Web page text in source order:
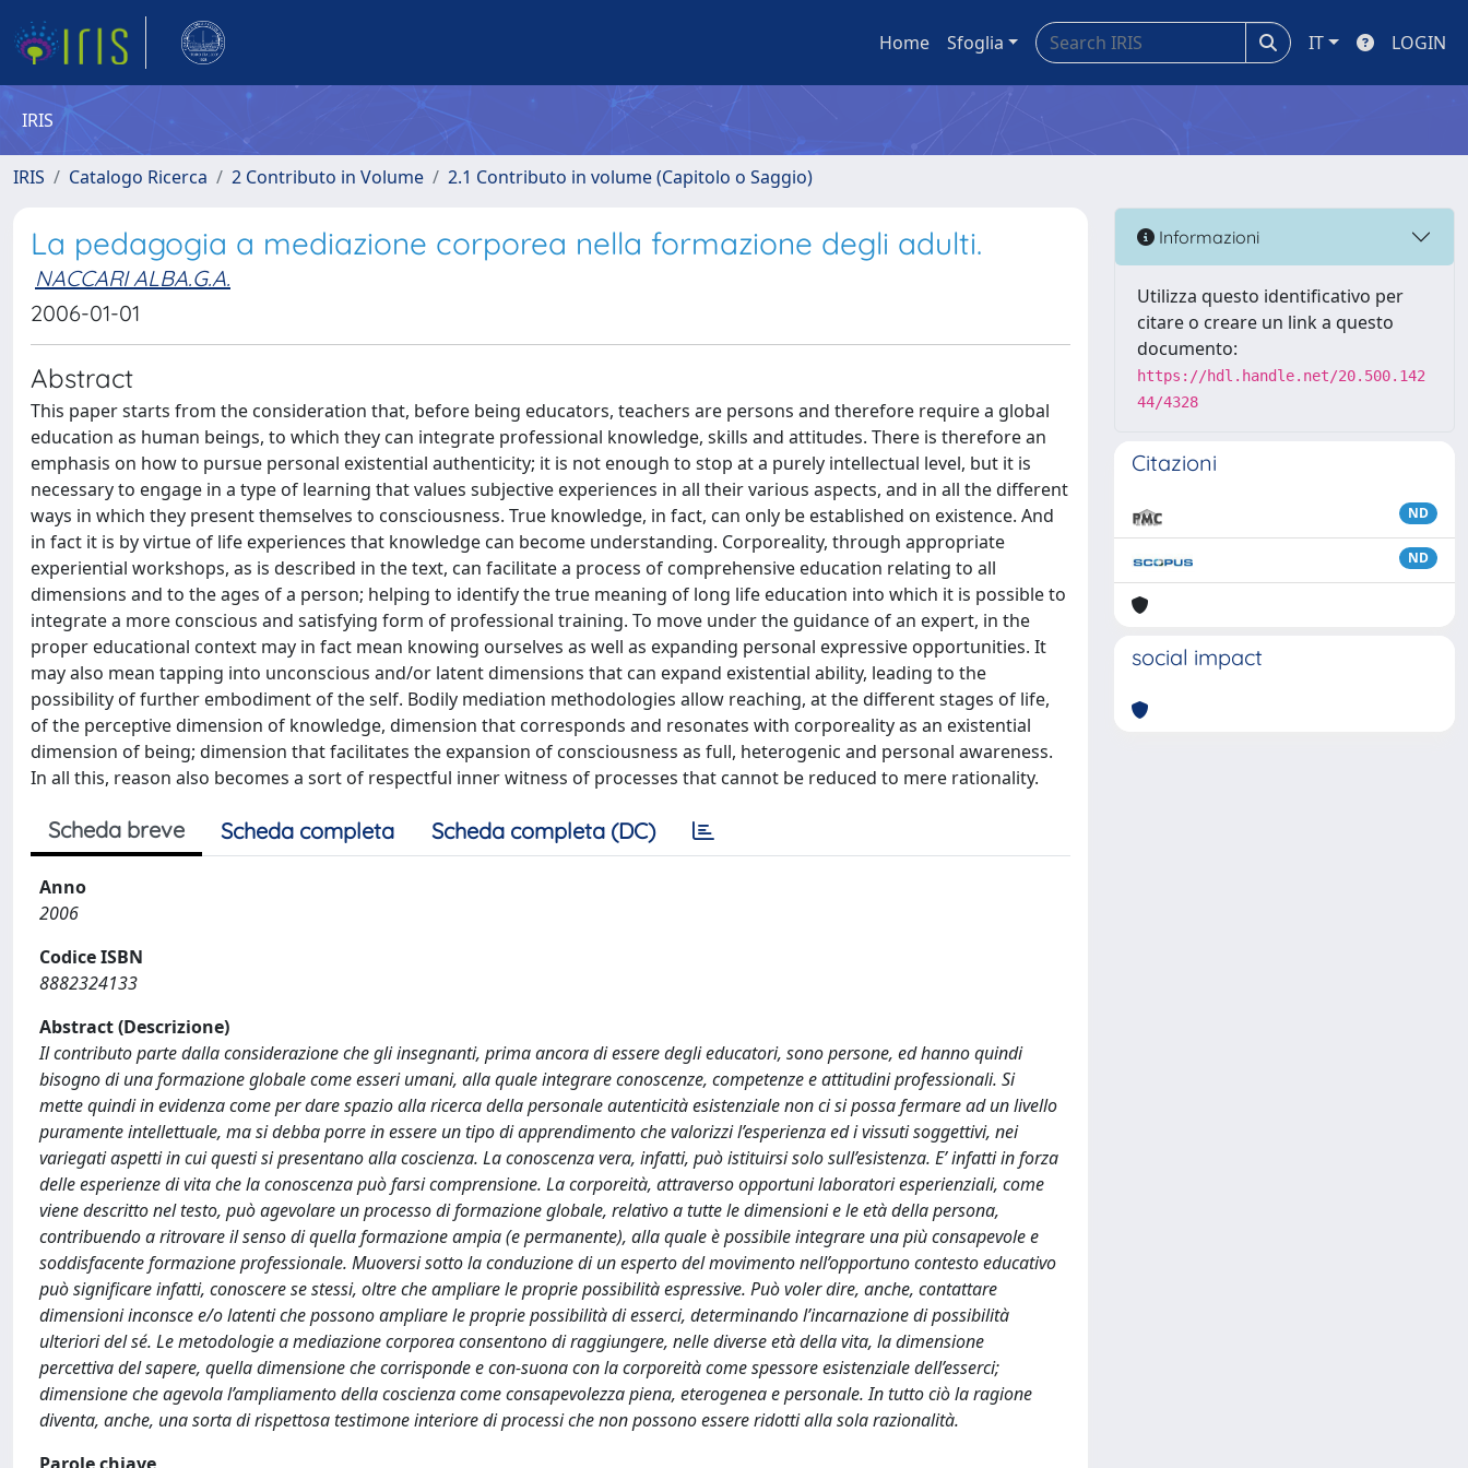
Home Sfoglia IT LOGIN
IRIS
IRIS Catalogo Ricerca 2 Contributo in Volume 2.1 Contributo in volume (Capitolo o Saggio)
La pedagogia a mediazione corporea nella formazione degli adulti.
NACCARI ALBA.G.A.
2006-01-01
Abstract
This paper starts from the consideration that, before being educators, teachers are persons and therefore require a global
education as human beings, to which they can integrate professional knowledge, skills and attitudes. There is therefore an
emphasis on how to pursue personal existential authenticity; it is not enough to stop at a purely intellectual level, but it is
necessary to engage in a type of learning that values subjective experiences in all their various aspects, and in all the different
ways in which they present themselves to consciousness. True knowledge, in fact, can only be established on existence. And
in fact it is by virtue of life experiences that knowledge can become understanding. Corporeality, through appropriate
experiential workshops, as is described in the text, can facilitate a process of comprehensive education relating to all
dimensions and to the ages of a person; helping to identify the true meaning of long life education into which it is possible to
integrate a more conscious and satisfying form of professional training. To move under the guidance of an expert, in the
proper educational context may in fact mean knowing ourselves as well as expanding personal expressive opportunities. It
may also mean tapping into unconscious and/or latent dimensions that can expand existential ability, leading to the
possibility of further embodiment of the self. Bodily mediation methodologies allow reaching, at the different stages of life,
of the perceptive dimension of knowledge, dimension that corresponds and resonates with corporeality as an existential
dimension of being; dimension that facilitates the expansion of consciousness as full, heterogenic and personal awareness.
In all this, reason also becomes a sort of respectful inner witness of processes that cannot be reduced to mere rationality.
Scheda breve Scheda completa Scheda completa (DC)
Anno
2006
Codice ISBN
8882324133
Abstract (Descrizione)
Il contributo parte dalla considerazione che gli insegnanti, prima ancora di essere degli educatori, sono persone, ed hanno quindi
bisogno di una formazione globale come esseri umani, alla quale integrare conoscenze, competenze e attitudini professionali. Si
mette quindi in evidenza come per dare spazio alla ricerca della personale autenticità esistenziale non ci si possa fermare ad un livello
puramente intellettuale, ma si debba porre in essere un tipo di apprendimento che valorizzi l’esperienza ed i vissuti soggettivi, nei
variegati aspetti in cui questi si presentano alla coscienza. La conoscenza vera, infatti, può istituirsi solo sull’esistenza. E’ infatti in forza
delle esperienze di vita che la conoscenza può farsi comprensione. La corporeità, attraverso opportuni laboratori esperienziali, come
viene descritto nel testo, può agevolare un processo di formazione globale, relativo a tutte le dimensioni e le età della persona,
contribuendo a ritrovare il senso di quella formazione ampia (e permanente), alla quale è possibile integrare una più consapevole e
soddisfacente formazione professionale. Muoversi sotto la conduzione di un esperto del movimento nell’opportuno contesto educativo
può significare infatti, conoscere se stessi, oltre che ampliare le proprie possibilità espressive. Può voler dire, anche, contattare
dimensioni inconsce e/o latenti che possono ampliare le proprie possibilità di esserci, determinando l’incarnazione di possibilità
ulteriori del sé. Le metodologie a mediazione corporea consentono di raggiungere, nelle diverse età della vita, la dimensione
percettiva del sapere, quella dimensione che corrisponde e con-suona con la corporeità come spessore esistenziale dell’esserci;
dimensione che agevola l’ampliamento della coscienza come consapevolezza piena, eterogenea e personale. In tutto ciò la ragione
diventa, anche, una sorta di rispettosa testimone interiore di processi che non possono essere ridotti alla sola razionalità.
Informazioni
Utilizza questo identificativo per
citare o creare un link a questo
documento:
https://hdl.handle.net/20.500.142
44/4328
Citazioni
ND
ND
social impact